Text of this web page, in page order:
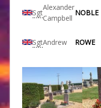
Sgt
Alexander
Campbell
NOBLE
SgtAndrew ROWE